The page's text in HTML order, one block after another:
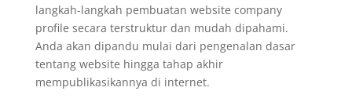
langkah-langkah pembuatan website company
profile secara terstruktur dan mudah dipahami.
Anda akan dipandu mulai dari pengenalan dasar
tentang website hingga tahap akhir
mempublikasikannya di internet.